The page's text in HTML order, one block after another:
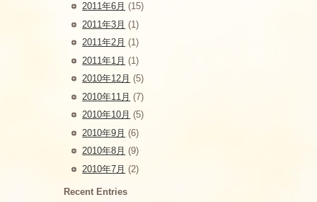
2011年6月 (15)
2011年3月 (1)
2011年2月 (1)
2011年1月 (1)
2010年12月 (5)
2010年11月 (7)
2010年10月 (5)
2010年9月 (6)
2010年8月 (9)
2010年7月 (2)
Recent Entries